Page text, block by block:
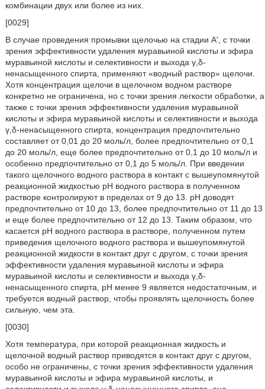
комбинации двух или более из них.
[0029]
В случае проведения промывки щелочью на стадии А', с точки
зрения эффективности удаления муравьиной кислоты и эфира
муравьиной кислоты и селективности и выхода γ,δ-
ненасыщенного спирта, применяют «водный раствор» щелочи.
Хотя концентрация щелочи в щелочном водном растворе
конкретно не ограничена, но с точки зрения легкости обработки, а
также с точки зрения эффективности удаления муравьиной
кислоты и эфира муравьиной кислоты и селективности и выхода
γ,δ-ненасыщенного спирта, концентрация предпочтительно
составляет от 0,01 до 20 моль/л, более предпочтительно от 0,1
до 20 моль/л, еще более предпочтительно от 0,1 до 10 моль/л и
особенно предпочтительно от 0,1 до 5 моль/л. При введении
такого щелочного водного раствора в контакт с вышеупомянутой
реакционной жидкостью рН водного раствора в полученном
растворе контролируют в пределах от 9 до 13. pН доводят
предпочтительно от 10 до 13, более предпочтительно от 11 до 13
и еще более предпочтительно от 12 до 13. Таким образом, что
касается рН водного раствора в растворе, полученном путем
приведения щелочного водного раствора и вышеупомянутой
реакционной жидкости в контакт друг с другом, с точки зрения
эффективности удаления муравьиной кислоты и эфира
муравьиной кислоты и селективности и выхода γ,δ-
ненасыщенного спирта, рН менее 9 является недостаточным, и
требуется водный раствор, чтобы проявлять щелочность более
сильную, чем эта.
[0030]
Хотя температура, при которой реакционная жидкость и
щелочной водный раствор приводятся в контакт друг с другом,
особо не ограничены, с точки зрения эффективности удаления
муравьиной кислоты и эфира муравьиной кислоты, и